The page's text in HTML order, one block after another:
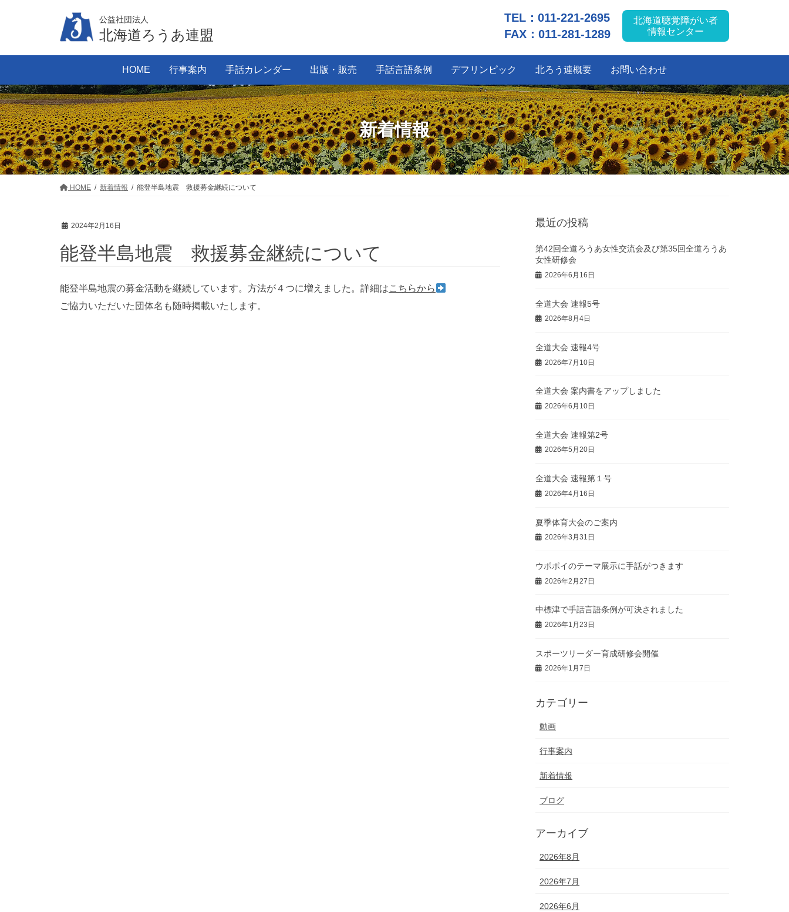
ン
に
移
動
ー
ョ
ン
に
移
動
公益社団法人
北海道ろうあ連盟
TEL： 011-221-2695
FAX：011-281-1289
北海道聴覚障がい者
情報センター
HOME 行事案内 手話カレンダー 出版・販売 手話言語条例 デフリンピック 北ろう連概要 お問い合わせ
新着情報
HOME 新着情報 能登半島地震 救援募金継続について
2024年2月16日
能登半島地震 救援募金継続について
能登半島地震の募金活動を継続しています。方法が４つに増えました。詳細はこちらから
ご協力いただいた団体名も随時掲載いたします。
最近の投稿
第42回全道ろうあ女性交流会及び第35回全道ろうあ
女性研修会
2026年6月16日
全道大会 速報5号
2026年8月4日
全道大会 速報4号
2026年7月10日
全道大会 案内書をアップしました
2026年6月10日
全道大会 速報第2号
2026年5月20日
全道大会 速報第１号
2026年4月16日
夏季体育大会のご案内
2026年3月31日
ウポポイのテーマ展示に手話がつきます
2026年2月27日
中標津で手話言語条例が可決されました
2026年1月23日
スポーツリーダー育成研修会開催
2026年1月7日
カテゴリー
動画
行事案内
新着情報
ブログ
アーカイブ
2026年8月
2026年7月
2026年6月